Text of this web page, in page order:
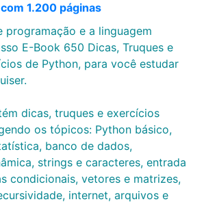
1.200 páginas
programação e a linguagem
E-Book 650 Dicas, Truques e
de Python, para você estudar
dicas, truques e exercícios
os tópicos: Python básico,
banco de dados,
strings e caracteres, entrada
condicionais, vetores e matrizes,
internet, arquivos e